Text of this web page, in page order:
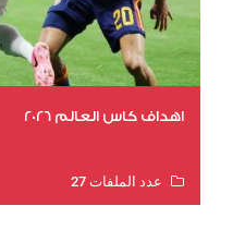
اهداف كاس العالم 2026
عدد الملفات 27